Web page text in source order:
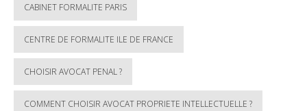
CABINET FORMALITE PARIS
CENTRE DE FORMALITE ILE DE FRANCE
CHOISIR AVOCAT PENAL ?
COMMENT CHOISIR AVOCAT PROPRIETE INTELLECTUELLE ?